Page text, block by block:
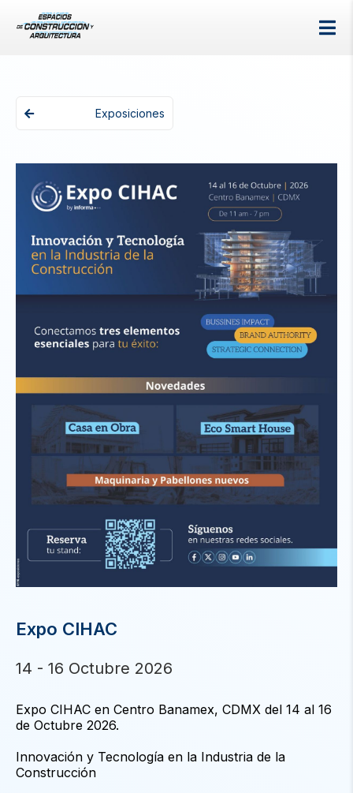
Exposiciones
Expo CIHAC
14 - 16 Octubre 2026
Expo CIHAC en Centro Banamex, CDMX del 14 al 16
de Octubre 2026.
Innovación y Tecnología en la Industria de la
Construcción